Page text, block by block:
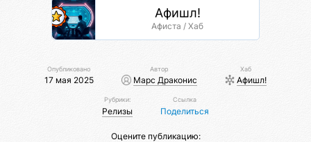
Афишл!
Афиста / Хаб
Опубликовано
17 мая 2025
Автор
Марс Драконис
Хаб
Афишл!
Рубрики:
Релизы
Ссылка
Поделиться
Оцените публикацию: